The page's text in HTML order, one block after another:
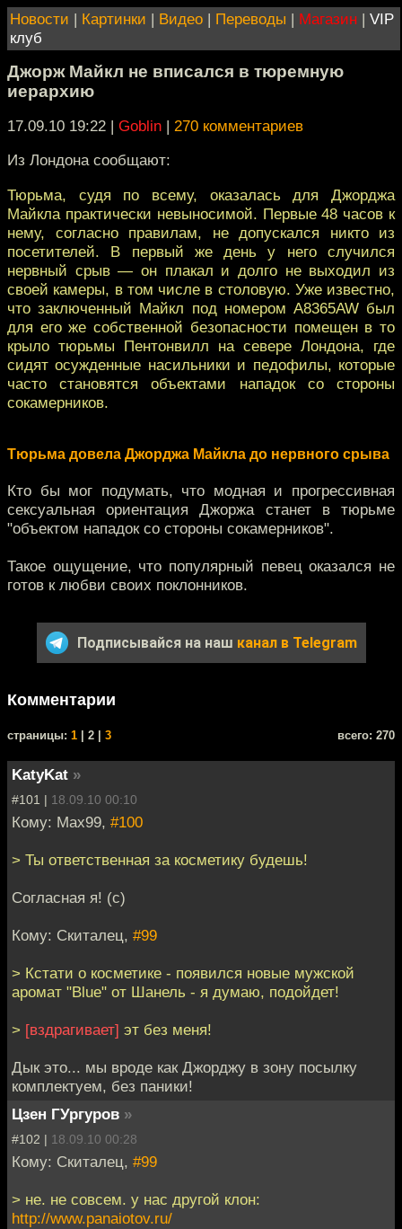
Новости | Картинки | Видео | Переводы | Магазин | VIP
клуб
Джорж Майкл не вписался в тюремную
иерархию
17.09.10 19:22 | Goblin | 270 комментариев
Из Лондона сообщают:
Тюрьма, судя по всему, оказалась для Джорджа
Майкла практически невыносимой. Первые 48 часов к
нему, согласно правилам, не допускался никто из
посетителей. В первый же день у него случился
нервный срыв — он плакал и долго не выходил из
своей камеры, в том числе в столовую. Уже известно,
что заключенный Майкл под номером A8365AW был
для его же собственной безопасности помещен в то
крыло тюрьмы Пентонвилл на севере Лондона, где
сидят осужденные насильники и педофилы, которые
часто становятся объектами нападок со стороны
сокамерников.
Тюрьма довела Джорджа Майкла до нервного срыва
Кто бы мог подумать, что модная и прогрессивная
сексуальная ориентация Джоржа станет в тюрьме
"объектом нападок со стороны сокамерников".
Такое ощущение, что популярный певец оказался не
готов к любви своих поклонников.
Подписывайся на наш канал в Telegram
Комментарии
cтраницы: 1 | 2 | 3 всего: 270
KatyKat »
#101 | 18.09.10 00:10
Кому: Max99, #100
> Ты ответственная за косметику будешь!
Согласная я! (с)
Кому: Скиталец, #99
> Кстати о косметике - появился новые мужской
аромат "Blue" от Шанель - я думаю, подойдет!
> [вздрагивает] эт без меня!
Дык это... мы вроде как Джорджу в зону посылку
комплектуем, без паники!
Цзен ГУргуров »
#102 | 18.09.10 00:28
Кому: Скиталец, #99
> не. не совсем. у нас другой клон:
http://www.panaiotov.ru/